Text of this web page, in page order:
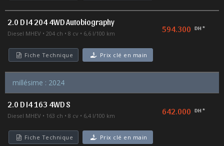
2.0 D I4 204 4WD Autobiography
Diesel MHEV 204 ch 8 cv 6,6 l/100 km 594.300 DH *
Fiche Technique Prix clé en main
millésime : 2024
2.0 D I4 163 4WD S
Diesel MHEV 163 ch 8 cv 6,4 l/100 km 642.000 DH *
Fiche Technique Prix clé en main